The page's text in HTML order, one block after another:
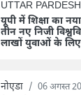
UTTAR PARDESH
यूपी में शिक्षा का
तीन नए निजी
लाखों युवाओं के
नोएडा / 06 अगस्त